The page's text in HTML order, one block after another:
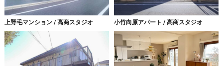
上野毛マンション / 高商スタジオ 小竹向原アパート / 高商スタジオ